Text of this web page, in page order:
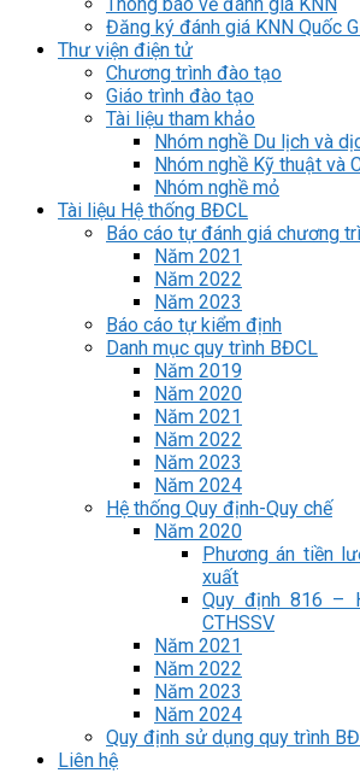
Đăng ký đánh giá KNN Quốc
Thư viện điện tử
Chương trình đào tạo
Giáo trình đào tạo
Tài liệu tham khảo
Nhóm nghề Du lịch và
Nhóm nghề Kỹ thuật và
Nhóm nghề mỏ
Tài liệu Hệ thống BĐCL
Báo cáo tự đánh giá chương
Năm 2021
Năm 2022
Năm 2023
Báo cáo tự kiểm định
Danh mục quy trình BĐCL
Năm 2019
Năm 2020
Năm 2021
Năm 2022
Năm 2023
Năm 2024
Hệ thống Quy định-Quy chế
Năm 2020
Phương án tiền
xuất
Quy định 816 –
CTHSSV
Năm 2021
Năm 2022
Năm 2023
Năm 2024
Quy định sử dụng quy trình
Liên hệ